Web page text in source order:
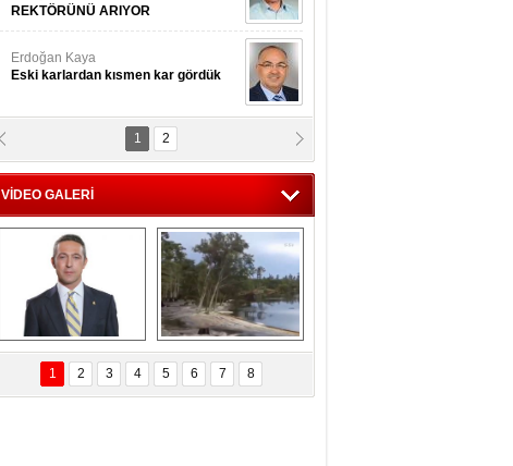
REKTÖRÜNÜ ARIYOR
Erdoğan Kaya
Eski karlardan kısmen kar gördük
Yrd.Doç.Dr. İbrahim BAYKAN
Hüseyin Gök
Zaman ve İnsan
1 2
VİDEO GALERİ
Ali Koç'tan  Lefter
sezonunda herkesi
yeniden saygıya
davet!
Ağaçlar 5 Saniyede
Kayboldu!
SubhanAllah!
1 2 3 4 5 6 7 8